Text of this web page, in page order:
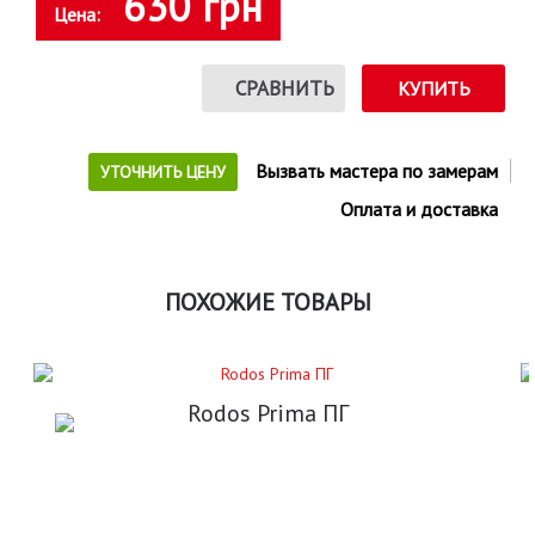
Цена:
СРАВНИТЬ КУПИТЬ
УТОЧНИТЬ ЦЕНУ
Вызвать мастера по замерам
Оплата и доставка
ПОХОЖИЕ ТОВАРЫ
Rodos Prima ПГ